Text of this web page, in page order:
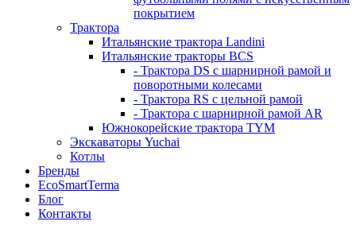
покрытием
Трактора
Итальянские трактора Landini
Итальянские тракторы BCS
- Трактора DS с шарнирной рамой и
поворотными колесами
- Трактора RS с цельной рамой
- Трактора с шарнирной рамой AR
Южнокорейские трактора TYM
Экскаваторы Yuchai
Котлы
Бренды
EcoSmartTerma
Блог
Контакты